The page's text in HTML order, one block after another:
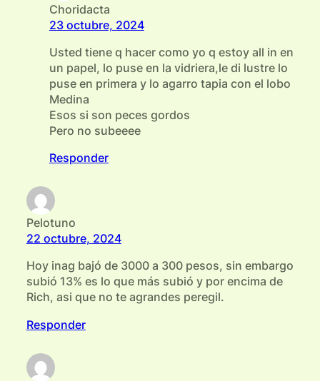
Choridacta
23 octubre, 2024
Usted tiene q hacer como yo q estoy all in en
un papel, lo puse en la vidriera,le di lustre lo
puse en primera y lo agarro tapia con el lobo
Medina
Esos si son peces gordos
Pero no subeeee
Responder
Pelotuno
22 octubre, 2024
Hoy inag bajó de 3000 a 300 pesos, sin embargo
subió 13% es lo que más subió y por encima de
Rich, asi que no te agrandes peregil.
Responder